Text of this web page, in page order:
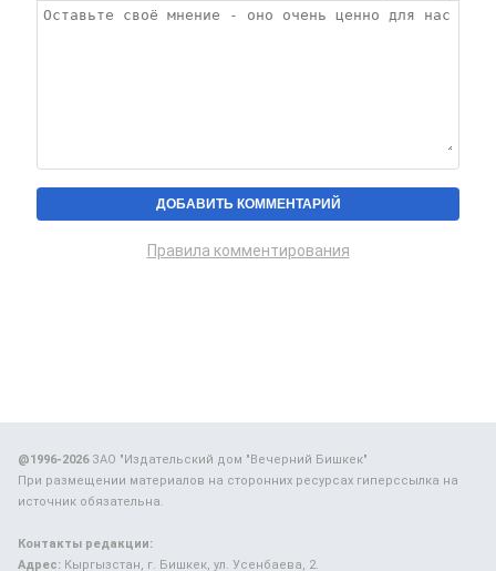
Правила комментирования
@1996-2026ЗАО "Издательский дом "Вечерний Бишкек"
При размещении материалов на сторонних ресурсах гиперссылка на
источник обязательна.
Контакты редакции:
Адрес: Кыргызстан, г. Бишкек, ул. Усенбаева, 2.